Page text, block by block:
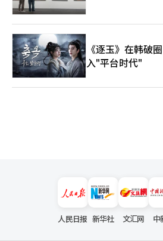
《逐玉》在韩破
入"平台时代"
人民日报 新华社 文汇网 中